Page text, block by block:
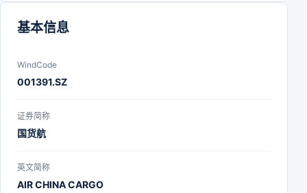
基本信息
WindCode
001391.SZ
证券简称
国货航
英文简称
AIR CHINA CARGO